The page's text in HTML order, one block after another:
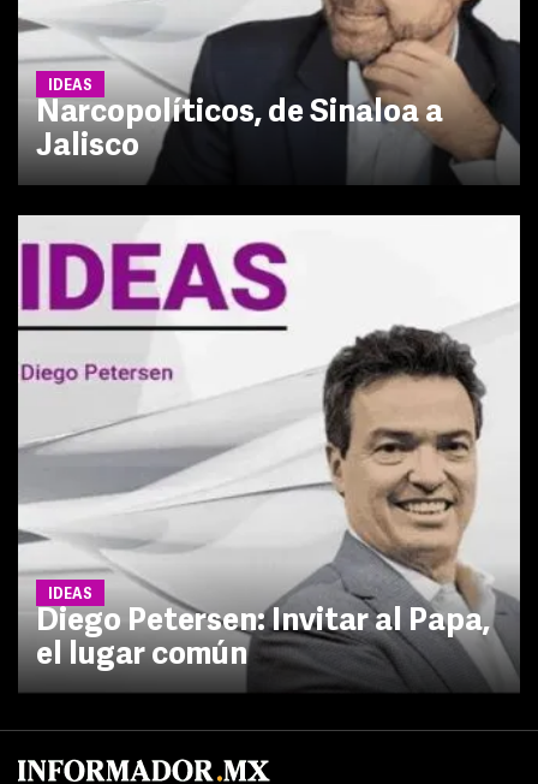
IDEAS
Narcopolíticos, de Sinaloa a
Jalisco
IDEAS
Diego Petersen: Invitar al Papa,
el lugar común